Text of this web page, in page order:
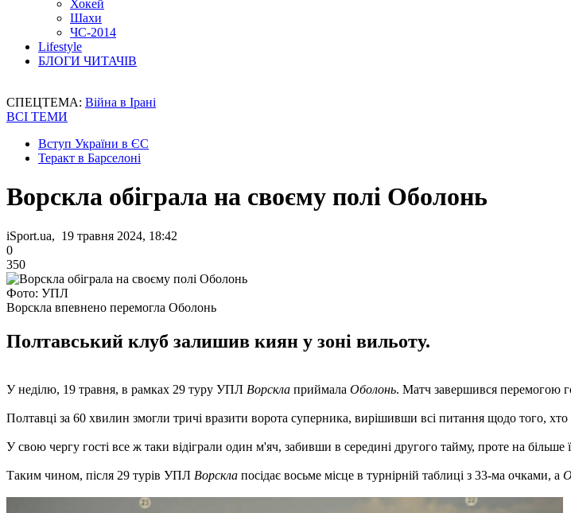
Хокей
Шахи
ЧС-2014
Lifestyle
БЛОГИ ЧИТАЧІВ
СПЕЦТЕМА: Війна в Ірані
ВСІ ТЕМИ
Вступ України в ЄС
Теракт в Барселоні
Ворскла обіграла на своєму полі Оболонь
iSport.ua, 19 травня 2024, 18:42
0
350
Фото: УПЛ
Ворскла впевнено перемогла Оболонь
Полтавський клуб залишив киян у зоні вильоту.
У неділю, 19 травня, в рамках 29 туру УПЛ Ворскла приймала Оболонь. Матч завершився перемогою
Полтавці за 60 хвилин змогли тричі вразити ворота суперника, вирішивши всі питання щодо того, хто
У свою чергу гості все ж таки відіграли один м'яч, забивши в середині другого тайму, проте на більше
Таким чином, після 29 турів УПЛ Ворскла посідає восьме місце в турнірній таблиці з 33-ма очками, а